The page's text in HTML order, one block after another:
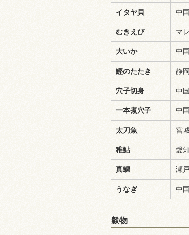
イタヤ貝 中国
むきえび マ
大いか 中国
鰹のたたき 静
穴子切身 中国
一本煮穴子 中国
太刀魚 宮
稚鮎 愛
真鯛 瀬
うなぎ 中国
穀物